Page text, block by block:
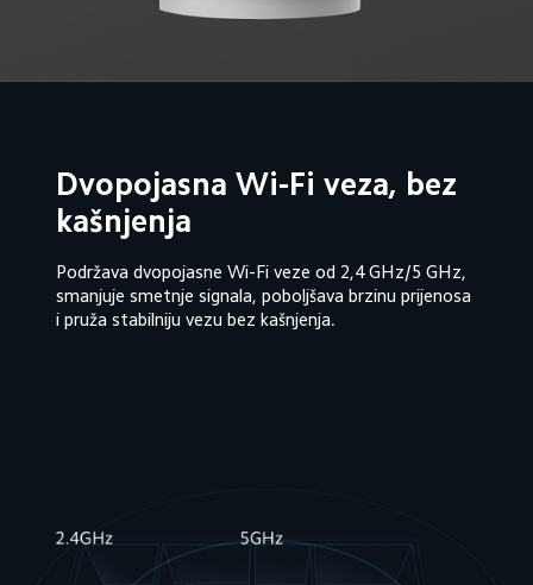
Dvopojasna Wi-Fi veza, bez
kašnjenja
Podržava dvopojasne Wi-Fi veze od 2,4 GHz/5 GHz,
smanjuje smetnje signala, poboljšava brzinu prijenosa
i pruža stabilniju vezu bez kašnjenja.